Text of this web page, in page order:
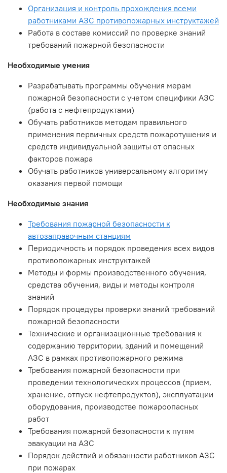
Организация и контроль прохождения всеми
работниками АЗС противопожарных инструктажей
Работа в составе комиссий по проверке знаний
требований пожарной безопасности
Необходимые умения
Разрабатывать программы обучения мерам
пожарной безопасности с учетом специфики АЗС
(работа с нефтепродуктами)
Обучать работников методам правильного
применения первичных средств пожаротушения и
средств индивидуальной защиты от опасных
факторов пожара
Обучать работников универсальному алгоритму
оказания первой помощи
Необходимые знания
Требования пожарной безопасности к
автозаправочным станциям
Периодичность и порядок проведения всех видов
противопожарных инструктажей
Методы и формы производственного обучения,
средства обучения, виды и методы контроля
знаний
Порядок процедуры проверки знаний требований
пожарной безопасности
Технические и организационные требования к
содержанию территории, зданий и помещений
АЗС в рамках противопожарного режима
Требования пожарной безопасности при
проведении технологических процессов (прием,
хранение, отпуск нефтепродуктов), эксплуатации
оборудования, производстве пожароопасных
работ
Требования пожарной безопасности к путям
эвакуации на АЗС
Порядок действий и обязанности работников АЗС
при пожарах